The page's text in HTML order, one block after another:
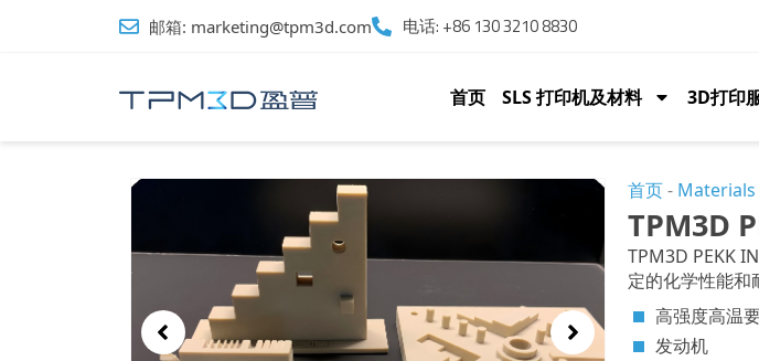
邮箱: marketing@tpm3d.com 电话: +86 130 3210 8830
首页 SLS 打印机及材料 3D打印
Showing
首页- Materials
TPM3D
TPM3D PEKK
定的化学性能和
高强度高温
发动机